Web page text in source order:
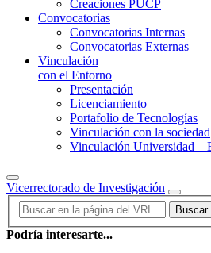
Creaciones PUCP
Convocatorias
Convocatorias Internas
Convocatorias Externas
Vinculación
con el Entorno
Presentación
Licenciamiento
Portafolio de Tecnologías
Vinculación con la sociedad
Vinculación Universidad –
Vicerrectorado de Investigación
Buscar
Podría interesarte...